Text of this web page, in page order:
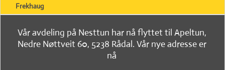
Frekhaug
Vår avdeling på Nesttun har nå flyttet til Apeltun,
Nedre Nøttveit 60, 5238 Rådal. Vår nye adresse er
nå